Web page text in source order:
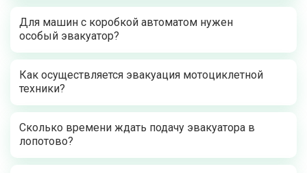
Для машин с коробкой автоматом нужен
особый эвакуатор?
Как осуществляется эвакуация мотоциклетной
техники?
Сколько времени ждать подачу эвакуатора в
лопотово?